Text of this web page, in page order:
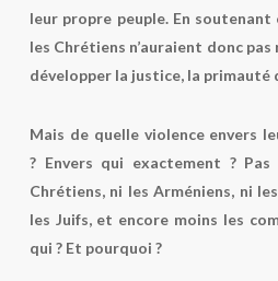
leur propre peuple. En
les Chrétiens n’auraient donc
développer la justice, la
Mais de quelle violence envers
? Envers qui exactement ?
Chrétiens, ni les Arméniens, ni
les Juifs, et encore moins les
qui ? Et pourquoi ?